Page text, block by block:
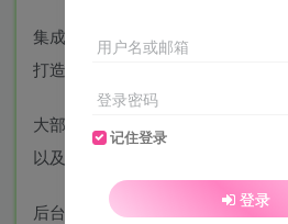
集成100+美化（包含本站美化）独
打造全新的子比美化方向
大部分代码均为CSS、JS做成插
以及所有小白站长
后台全功能一览，大部分美化均
用户名或邮箱
登录密码
记住登录
登录